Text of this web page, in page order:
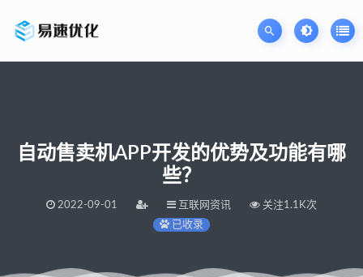
自动售卖机APP开发的优势及功能有哪
些？
2022-09-01 互联网资讯
关注1.1K次
已收录